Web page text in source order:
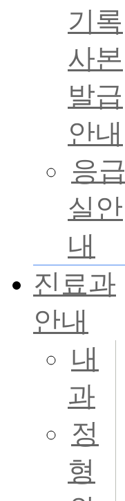
기록
사본
발급
안내
응급
실안
내
진료과
안내
내
과
정
형